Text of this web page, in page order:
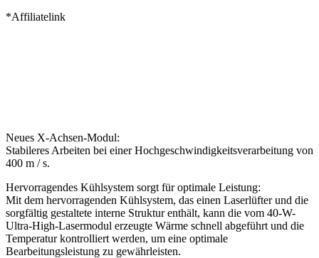
*Affiliatelink
Neues X-Achsen-Modul:
Stabileres Arbeiten bei einer Hochgeschwindigkeitsverarbeitung von
400 m / s.
Hervorragendes Kühlsystem sorgt für optimale Leistung:
Mit dem hervorragenden Kühlsystem, das einen Laserlüfter und die
sorgfältig gestaltete interne Struktur enthält, kann die vom 40-W-
Ultra-High-Lasermodul erzeugte Wärme schnell abgeführt und die
Temperatur kontrolliert werden, um eine optimale
Bearbeitungsleistung zu gewährleisten.